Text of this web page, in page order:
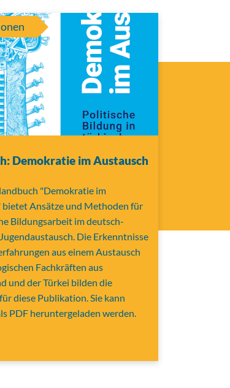
Demokratie im Austausch
"Demokratie im
bietet Ansätze und Methoden für
Bildungsarbeit im deutsch-
Die Erkenntnisse
aus einem Austausch
Fachkräften aus
und der Türkei bilden die
diese Publikation. Sie kann
PDF heruntergeladen werden.